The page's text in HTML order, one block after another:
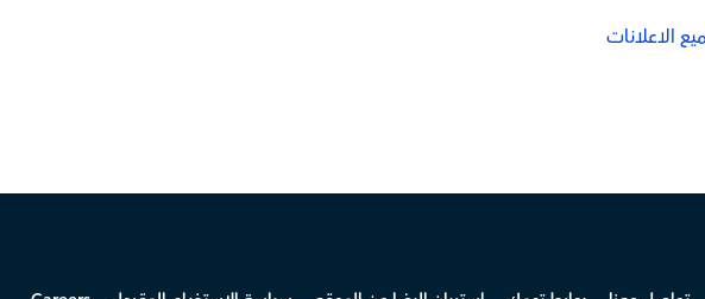
الاعلانات